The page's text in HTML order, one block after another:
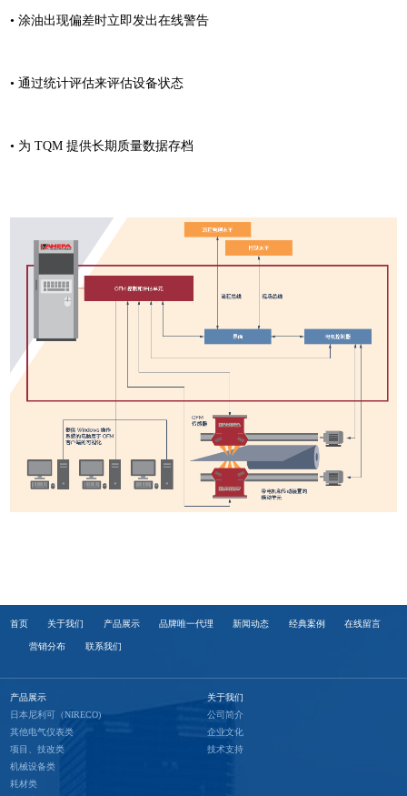
• 涂油出现偏差时立即发出在线警告
• 通过统计评估来评估设备状态
• 为 TQM 提供长期质量数据存档
首页 关于我们 产品展示 品牌唯一代理 新闻动态 经典案例 在线留言
营销分布 联系我们
产品展示
日本尼利可（NIRECO)
其他电气仪表类
项目、技改类
机械设备类
耗材类
关于我们
公司简介
企业文化
技术支持